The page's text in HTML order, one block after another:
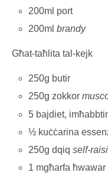
200ml port
200mlbrandy
Għat-taħlita tal-kejk
250g butir
250g zokkor
5 bajdiet,
½ kuċċarina
250g dqiqself-
1 mgħarfa